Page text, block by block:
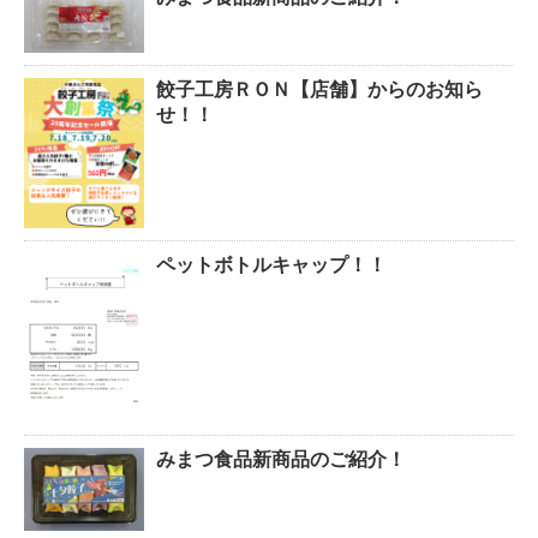
餃子工房ＲＯＮ【店舗】からのお知ら
せ！！
ペットボトルキャップ！！
みまつ食品新商品のご紹介！